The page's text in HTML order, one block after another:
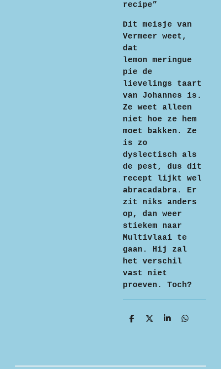
recipe”
Dit meisje van
Vermeer weet,
dat
lemon meringue
pie de
lievelings taart
van Johannes is.
Ze weet alleen
niet hoe ze hem
moet bakken. Ze
is zo
dyslectisch als
de pest, dus dit
recept lijkt wel
abracadabra. Er
zit niks anders
op, dan weer
stiekem naar
Multivlaai te
gaan. Hij zal
het verschil
vast niet
proeven. Toch?
D
D
S
D